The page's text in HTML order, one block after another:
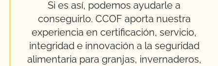
Si es así, podemos ayudarle a
conseguirlo. CCOF aporta nuestra
experiencia en certificación, servicio,
integridad e innovación a la seguridad
alimentaria para granjas, invernaderos,